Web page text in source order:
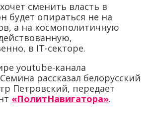
сменить власть в
будет опираться не на
а на космополитичную
в IT-секторе.
youtube-канала
рассказал белорусский
Петровский, передает
«ПолитНавигатора».